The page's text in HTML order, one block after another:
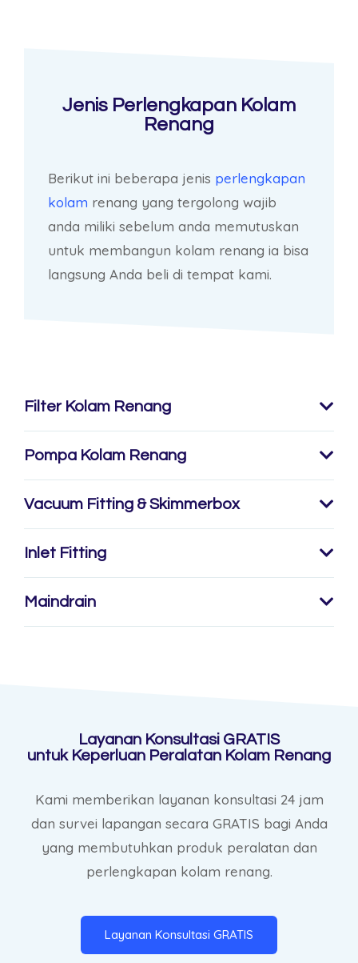
Jenis Perlengkapan Kolam
Renang
Berikut ini beberapa jenis perlengkapan
kolam renang yang tergolong wajib
anda miliki sebelum anda memutuskan
untuk membangun kolam renang ia bisa
langsung Anda beli di tempat kami.
Filter Kolam Renang
Pompa Kolam Renang
Vacuum Fitting & Skimmerbox
Inlet Fitting
Maindrain
Layanan Konsultasi GRATIS
untuk Keperluan Peralatan Kolam Renang
Kami memberikan layanan konsultasi 24 jam
dan survei lapangan secara GRATIS bagi Anda
yang membutuhkan produk peralatan dan
perlengkapan kolam renang.
Layanan Konsultasi GRATIS